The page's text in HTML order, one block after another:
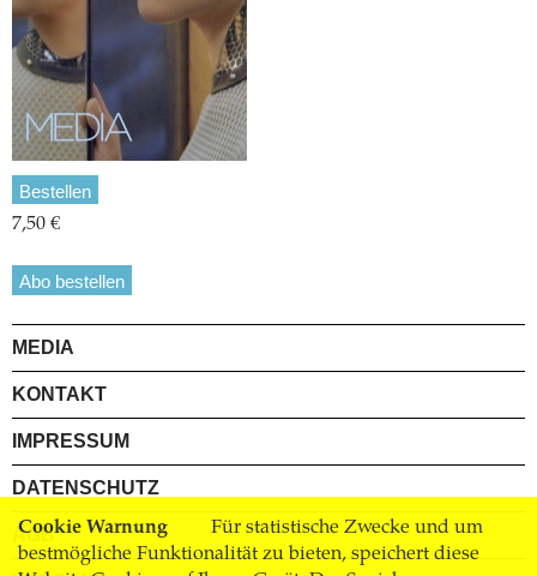
Cookie Warnung
Für statistische Zwecke und um
bestmögliche Funktionalität zu bieten, speichert diese
Bestellen
7,50 €
Abo bestellen
MEDIA
KONTAKT
IMPRESSUM
DATENSCHUTZ
AGB